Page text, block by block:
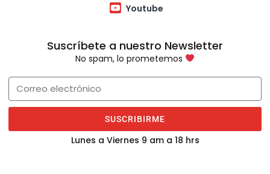
Youtube
Suscríbete a nuestro Newsletter
No spam, lo prometemos
SUSCRIBIRME
Lunes a Viernes 9 am a 18 hrs